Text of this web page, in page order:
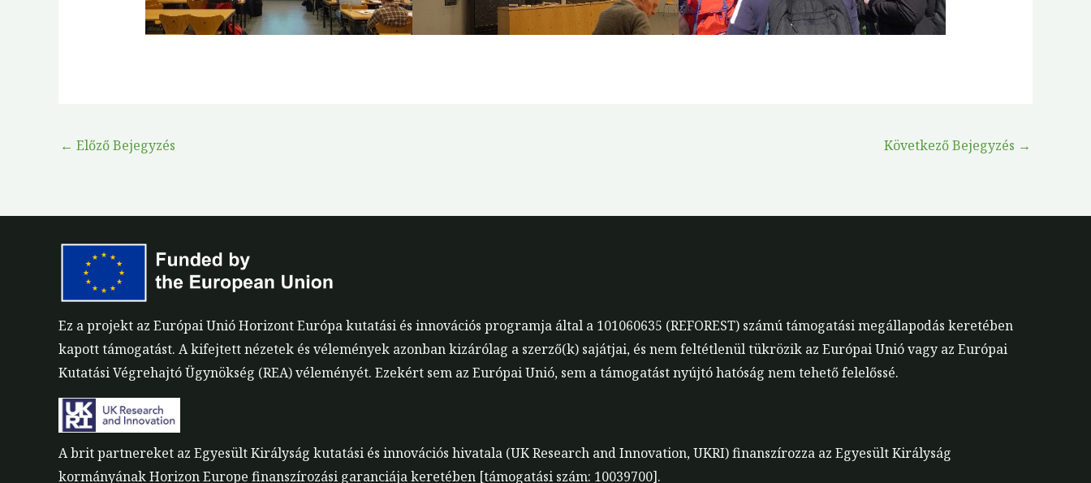
← Előző Bejegyzés Következő Bejegyzés →
Ez a projekt az Európai Unió Horizont Európa kutatási és innovációs programja által a 101060635 (REFOREST) számú támogatási megállapodás keretében
kapott támogatást. A kifejtett nézetek és vélemények azonban kizárólag a szerző(k) sajátjai, és nem feltétlenül tükrözik az Európai Unió vagy az Európai
Kutatási Végrehajtó Ügynökség (REA) véleményét. Ezekért sem az Európai Unió, sem a támogatást nyújtó hatóság nem tehető felelőssé.
A brit partnereket az Egyesült Királyság kutatási és innovációs hivatala (UK Research and Innovation, UKRI) finanszírozza az Egyesült Királyság
kormányának Horizon Europe finanszírozási garanciája keretében [támogatási szám: 10039700].